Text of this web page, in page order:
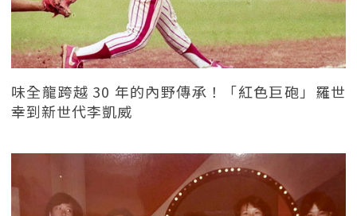
味全龍跨越 30 年的內野傳承！「紅色巨砲」羅世
幸到新世代李凱威